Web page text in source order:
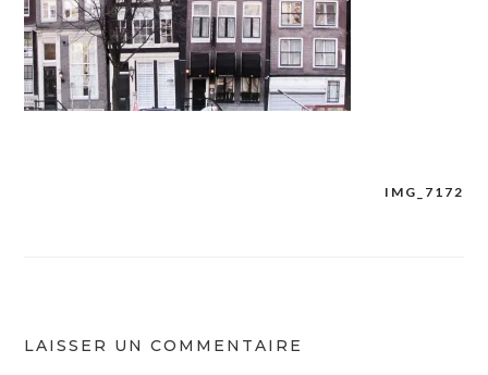
IMG_7172
LAISSER UN COMMENTAIRE